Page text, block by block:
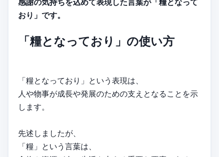
感謝の気持ちを込めて表現した言葉が「糧となって
おり」です。
「糧となっており」の使い方
「糧となっており」という表現は、
人や物事が成長や発展のための支えとなることを示
します。
先述しましたが、
「糧」という言葉は、